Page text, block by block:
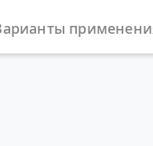
Охлаждающие